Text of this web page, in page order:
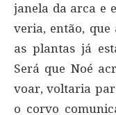
janela da arca e
veria, então,
as plantas já
Será que Noé
voar, voltaria
o corvo